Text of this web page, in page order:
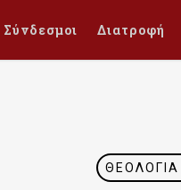
Σύνδεσμοι Διατροφή
ΘΕΟΛΟΓΊΑ